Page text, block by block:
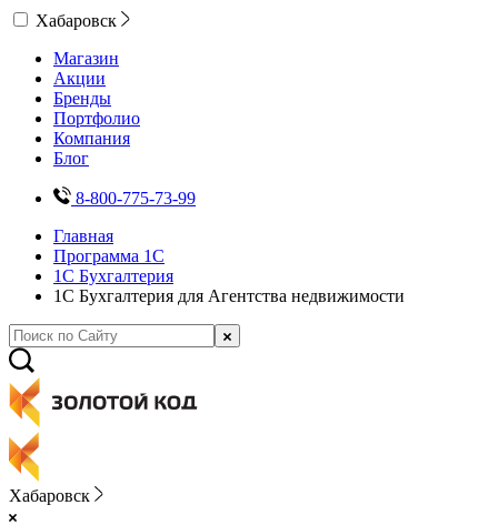
Хабаровск
Магазин
Акции
Бренды
Портфолио
Компания
Блог
8-800-775-73-99
Главная
Программа 1С
1С Бухгалтерия
1С Бухгалтерия для Агентства недвижимости
Хабаровск